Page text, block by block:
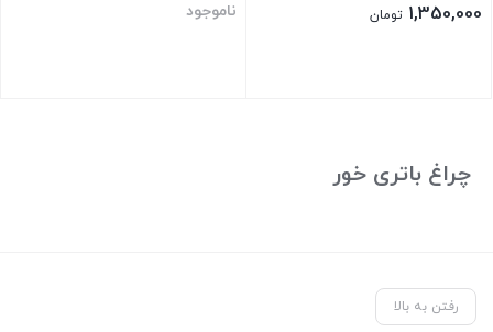
1,350,000 تومان ناموجود
چراغ باتری خور
رفتن به بالا